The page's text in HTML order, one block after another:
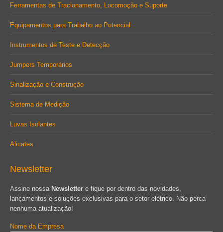
Ferramentas de Tracionamento, Locomoção e Suporte
Equipamentos para Trabalho ao Potencial
Instrumentos de Teste e Detecção
Jumpers Temporários
Sinalização e Construção
Sistema de Medição
Luvas Isolantes
Alicates
Newsletter
Assine nossa Newsletter e fique por dentro das novidades,
lançamentos e soluções exclusivas para o setor elétrico. Não perca
nenhuma atualização!
Nome da Empresa